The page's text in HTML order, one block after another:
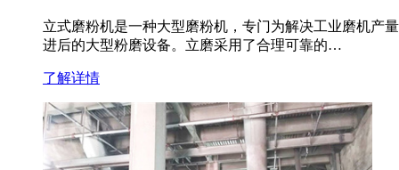
立式磨粉机是一种大型磨粉机，专门为解决工业磨机产
进后的大型粉磨设备。立磨采用了合理可靠的…
了解详情